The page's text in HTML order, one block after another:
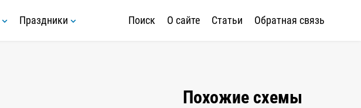
Праздники Поиск О сайте Статьи Обратная связь
Похожие схемы